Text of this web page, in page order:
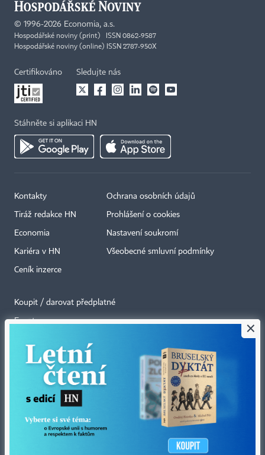
© 1996-2026 Economia, a.s.
Hospodářské noviny (print) ISSN 0862-9587
Hospodářské noviny (online) ISSN 2787-950X
Certifikováno Sledujte nás
Stáhněte si aplikaci HN
Kontakty
Tiráž redakce HN
Economia
Kariéra v HN
Ceník inzerce
Ochrana osobních údajů
Prohlášení o cookies
Nastavení soukromí
Všeobecné smluvní podmínky
Koupit / darovat předplatné
Eventy
RSS kanály
Autorská práva vykonává vydavatel. Bez písemného svolení vydavatele je
zakázáno jakékoli užití částí nebo celku díla, zejména rozmnožování a šíření
jakýmkoli způsobem, mechanickým nebo elektronickým, v českém nebo
jiném jazyce. Bez souhlasu vydavatele je zakázáno též rozmnožování
obsahu pro účely automatizované analýzy textů nebo dat
×